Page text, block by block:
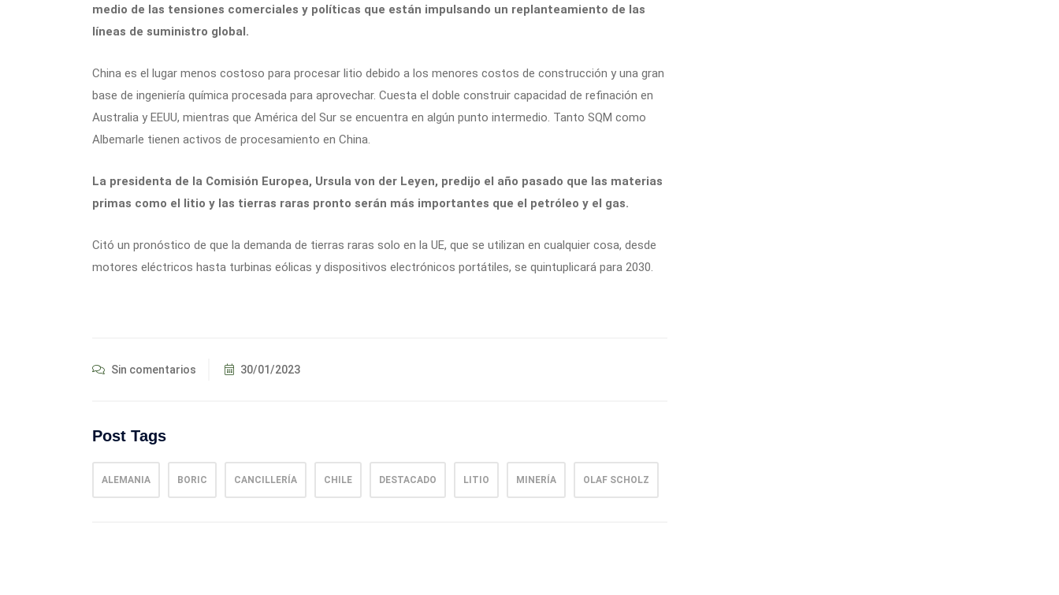
medio de las tensiones comerciales y políticas que están impulsando un replanteamiento de las
líneas de suministro global.
China es el lugar menos costoso para procesar litio debido a los menores costos de construcción y una gran
base de ingeniería química procesada para aprovechar. Cuesta el doble construir capacidad de refinación en
Australia y EEUU, mientras que América del Sur se encuentra en algún punto intermedio. Tanto SQM como
Albemarle tienen activos de procesamiento en China.
La presidenta de la Comisión Europea, Ursula von der Leyen, predijo el año pasado que las materias
primas como el litio y las tierras raras pronto serán más importantes que el petróleo y el gas.
Citó un pronóstico de que la demanda de tierras raras solo en la UE, que se utilizan en cualquier cosa, desde
motores eléctricos hasta turbinas eólicas y dispositivos electrónicos portátiles, se quintuplicará para 2030.
Sin comentarios 30/01/2023
Post Tags
ALEMANIA BORIC CANCILLERÍA CHILE DESTACADO LITIO MINERÍA OLAF SCHOLZ